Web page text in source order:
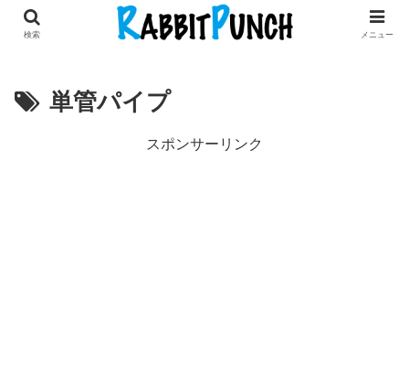
田舎暮らし × 古民家リノベDIY
単管パイプ
スポンサーリンク
検索 メニュー